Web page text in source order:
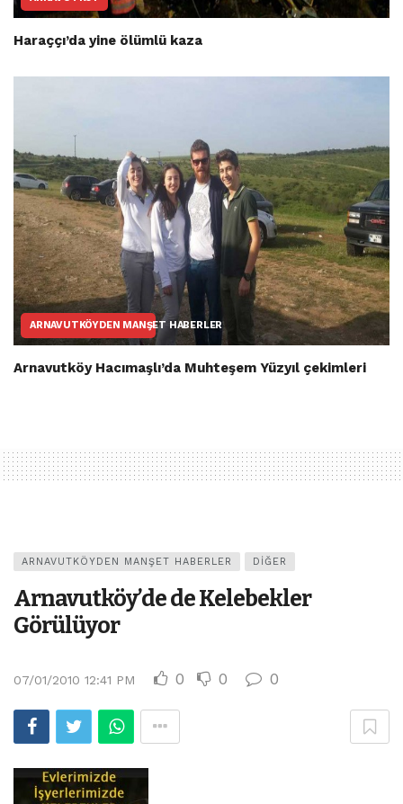
Haraççı’da yine ölümlü kaza
ARNAVUTKÖYDEN MANŞET HABERLER
Arnavutköy Hacımaşlı’da Muhteşem Yüzyıl çekimleri
ARNAVUTKÖYDEN MANŞET HABERLER DIĞER
Arnavutköy’de de Kelebekler
Görülüyor
07/01/2010 12:41 PM 0 0 0